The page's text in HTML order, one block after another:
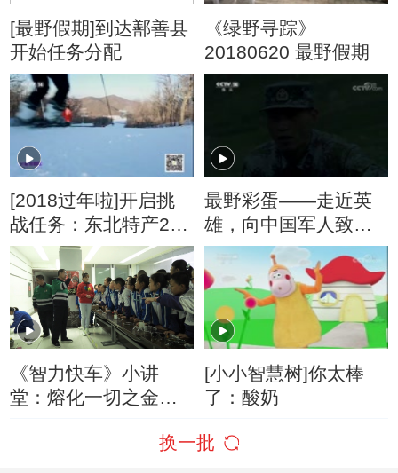
[最野假期]到达鄯善县
开始任务分配
《绿野寻踪》
20180620 最野假期
[2018过年啦]开启挑
战任务：东北特产20
公斤、超级激流运橙
汁1000毫升
最野彩蛋——走近英
雄，向中国军人致
敬！
《智力快车》小讲
堂：熔化一切之金属
[小小智慧树]你太棒
了：酸奶
换一批